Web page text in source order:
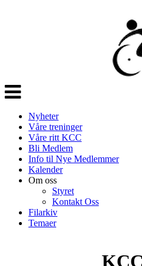
Veksle
navigasjon
Nyheter
Våre treninger
Våre ritt KCC
Bli Medlem
Info til Nye Medlemmer
Kalender
Om oss
Styret
Kontakt Oss
Filarkiv
Temaer